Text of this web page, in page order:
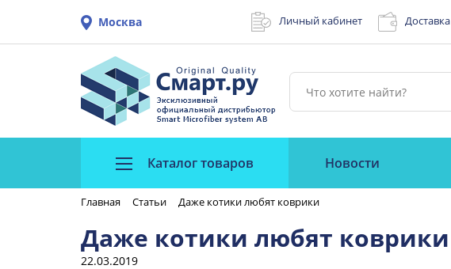
Москва Личный кабинет Доставка
Каталог товаров Новости
Главная Статьи Даже котики любят коврики
Даже котики любят коврики
22.03.2019